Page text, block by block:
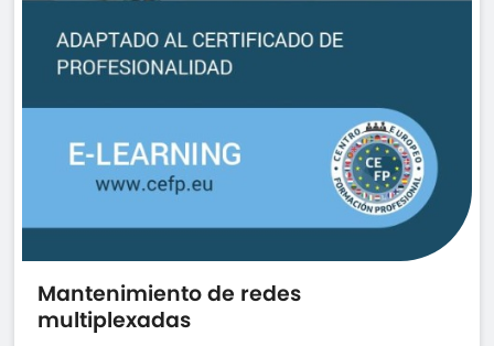
Mantenimiento de redes
multiplexadas